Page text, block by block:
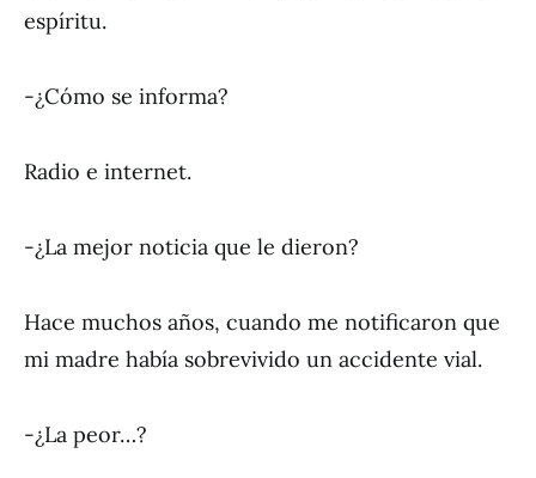
espíritu.
-¿Cómo se informa?
Radio e internet.
-¿La mejor noticia que le dieron?
Hace muchos años, cuando me notificaron que
mi madre había sobrevivido un accidente vial.
-¿La peor…?